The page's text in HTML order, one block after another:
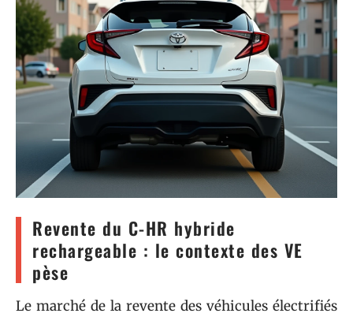
Revente du C-HR hybride
rechargeable : le contexte des VE
pèse
Le marché de la revente des véhicules électrifiés